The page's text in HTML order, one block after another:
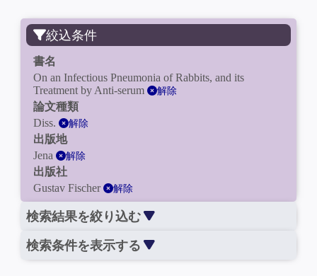
絞込条件
書名
On an Infectious Pneumonia of Rabbits, and its
Treatment by Anti-serum
解除
論文種類
Diss.
解除
出版地
Jena
解除
出版社
Gustav Fischer
解除
検索結果を絞り込む
検索条件を表示する